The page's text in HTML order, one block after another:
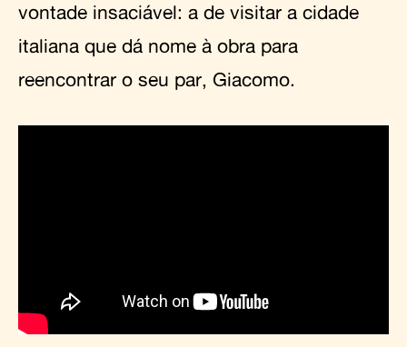
vontade insaciável: a de visitar a cidade
italiana que dá nome à obra para
reencontrar o seu par, Giacomo.